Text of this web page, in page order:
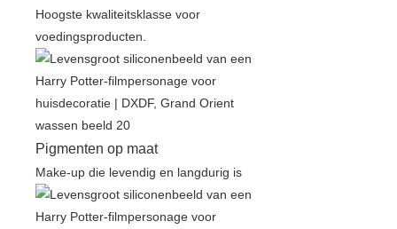
Hoogste kwaliteitsklasse voor
voedingsproducten.
Pigmenten op maat
Make-up die levendig en langdurig is